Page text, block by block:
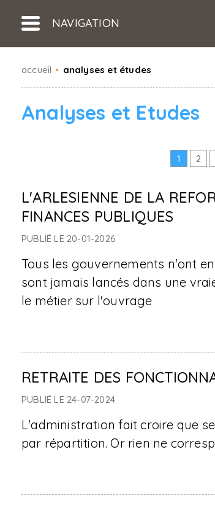
NAVIGATION
accueil • analyses et études
Analyses et Etudes
1 2
L'ARLESIENNE DE LA
FINANCES PUBLIQUES
PUBLIÉ LE 20-01-2026
Tous les gouvernements n'ont
sont jamais lancés dans une
le métier sur l'ouvrage
RETRAITE DES
PUBLIÉ LE 24-07-2024
L'administration fait croire que
par répartition. Or rien ne